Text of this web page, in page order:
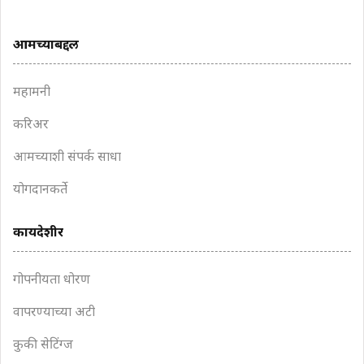
आमच्याबद्दल
महामनी
करिअर
आमच्याशी संपर्क साधा
योगदानकर्ते
कायदेशीर
गोपनीयता धोरण
वापरण्याच्या अटी
कुकी सेटिंग्ज